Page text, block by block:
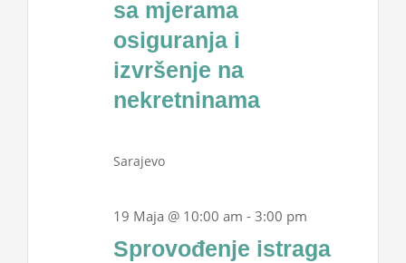
Projekti
Novosti
2026
sa mjerama
osiguranja i
izvršenje na
nekretninama
Sarajevo
Sprovođenje istraga
19 Maja @ 10:00 am -3:00 pm